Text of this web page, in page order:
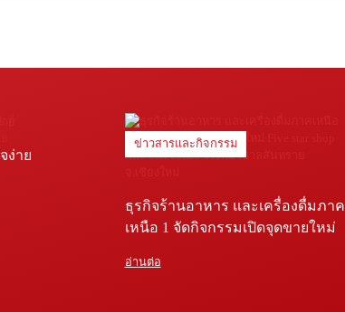
ง่าย
ข่าวสารและกิจกรรม
ธุรกิจร้านอาหาร และเครื่องดื่มภาค
เหนือ 1 จัดกิจกรรมเปิดจุดขายใหม่
พยาบาลสันทราย จ.เชียงใหม่
อ่านต่อ